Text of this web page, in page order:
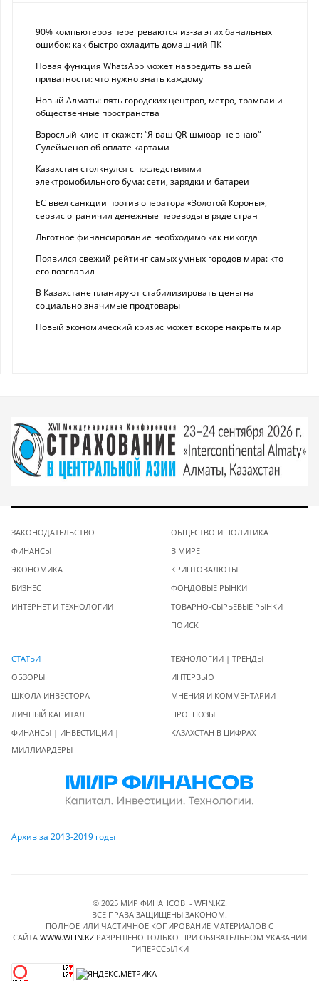
90% компьютеров перегреваются из-за этих банальных
ошибок: как быстро охладить домашний ПК
Новая функция WhatsApp может навредить вашей
приватности: что нужно знать каждому
Новый Алматы: пять городских центров, метро, трамваи и
общественные пространства
Взрослый клиент скажет: “Я ваш QR-шмюар не знаю“ -
Сулейменов об оплате картами
Казахстан столкнулся с последствиями
электромобильного бума: сети, зарядки и батареи
ЕС ввел санкции против оператора «Золотой Короны»,
сервис ограничил денежные переводы в ряде стран
Льготное финансирование необходимо как никогда
Появился свежий рейтинг самых умных городов мира: кто
его возглавил
В Казахстане планируют стабилизировать цены на
социально значимые продтовары
Новый экономический кризис может вскоре накрыть мир
ЗАКОНОДАТЕЛЬСТВО
ФИНАНСЫ
ЭКОНОМИКА
БИЗНЕС
ИНТЕРНЕТ И ТЕХНОЛОГИИ
ОБЩЕСТВО И ПОЛИТИКА
В МИРЕ
КРИПТОВАЛЮТЫ
ФОНДОВЫЕ РЫНКИ
ТОВАРНО-СЫРЬЕВЫЕ РЫНКИ
ПОИСК
СТАТЬИ
ОБЗОРЫ
ШКОЛА ИНВЕСТОРА
ЛИЧНЫЙ КАПИТАЛ
ФИНАНСЫ | ИНВЕСТИЦИИ |
МИЛЛИАРДЕРЫ
ТЕХНОЛОГИИ | ТРЕНДЫ
ИНТЕРВЬЮ
МНЕНИЯ И КОММЕНТАРИИ
ПРОГНОЗЫ
КАЗАХСТАН В ЦИФРАХ
Архив за 2013-2019 годы
© 2025 МИР ФИНАНСОВ - WFIN.KZ.
ВСЕ ПРАВА ЗАЩИЩЕНЫ ЗАКОНОМ.
ПОЛНОЕ ИЛИ ЧАСТИЧНОЕ КОПИРОВАНИЕ МАТЕРИАЛОВ C
САЙТА WWW.WFIN.KZРАЗРЕШЕНО ТОЛЬКО ПРИ ОБЯЗАТЕЛЬНОМ УКАЗАНИИ
ГИПЕРССЫЛКИ